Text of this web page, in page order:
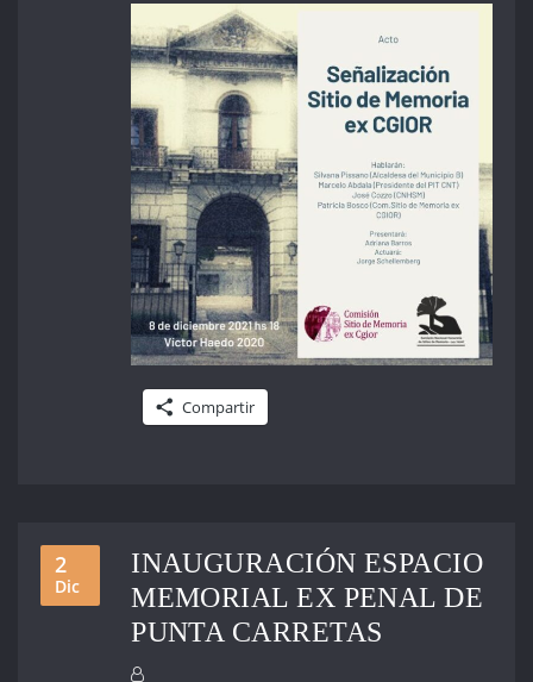
Compartir
2
Dic
INAUGURACIÓN ESPACIO
MEMORIAL EX PENAL DE
PUNTA CARRETAS